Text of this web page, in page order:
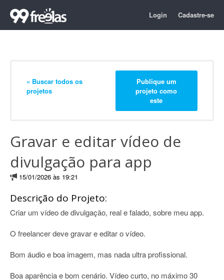
Login Cadastre-se
« Buscar todos os
projetos
Publique um
projeto como
este
Gravar e editar vídeo de
divulgação para app
15/01/2026 às 19:21
Descrição do Projeto:
Criar um vídeo de divulgação, real e falado, sobre meu app.
O freelancer deve gravar e editar o vídeo.
Bom áudio e boa imagem, mas nada ultra profissional.
Boa aparência e bom cenário. Vídeo curto, no máximo 30